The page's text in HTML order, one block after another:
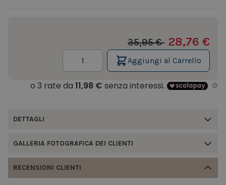
35,95 € 28,76 €
Aggiungi al Carrello
DETTAGLI
GALLERIA FOTOGRAFICA DEI CLIENTI
RECENSIONI CLIENTI